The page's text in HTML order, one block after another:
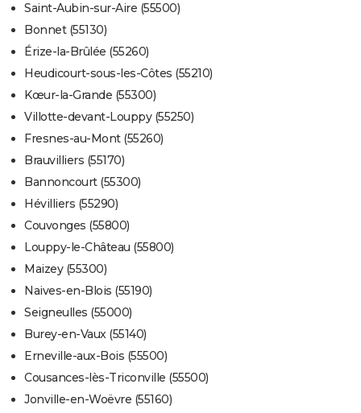
Saint-Aubin-sur-Aire (55500)
Bonnet (55130)
Érize-la-Brûlée (55260)
Heudicourt-sous-les-Côtes (55210)
Kœur-la-Grande (55300)
Villotte-devant-Louppy (55250)
Fresnes-au-Mont (55260)
Brauvilliers (55170)
Bannoncourt (55300)
Hévilliers (55290)
Couvonges (55800)
Louppy-le-Château (55800)
Maizey (55300)
Naives-en-Blois (55190)
Seigneulles (55000)
Burey-en-Vaux (55140)
Erneville-aux-Bois (55500)
Cousances-lès-Triconville (55500)
Jonville-en-Woëvre (55160)